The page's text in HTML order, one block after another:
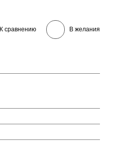
К сравнению В желания